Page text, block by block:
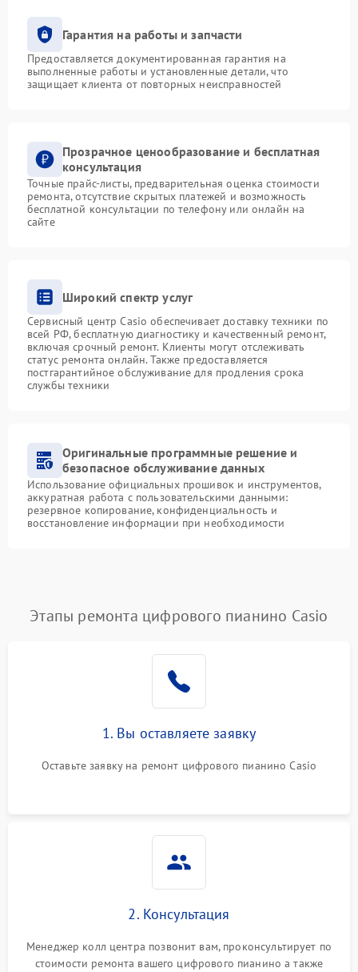
Гарантия на работы и запчасти
Предоставляется документированная гарантия на
выполненные работы и установленные детали, что
защищает клиента от повторных неисправностей
Прозрачное ценообразование и бесплатная
консультация
Точные прайс-листы, предварительная оценка стоимости
ремонта, отсутствие скрытых платежей и возможность
бесплатной консультации по телефону или онлайн на
сайте
Широкий спектр услуг
Сервисный центр Casio обеспечивает доставку техники по
всей РФ, бесплатную диагностику и качественный ремонт,
включая срочный ремонт. Клиенты могут отслеживать
статус ремонта онлайн. Также предоставляется
постгарантийное обслуживание для продления срока
службы техники
Оригинальные программные решение и
безопасное обслуживание данных
Использование официальных прошивок и инструментов,
аккуратная работа с пользовательскими данными:
резервное копирование, конфиденциальность и
восстановление информации при необходимости
Этапы ремонта цифрового пианино Casio
1. Вы оставляете заявку
Оставьте заявку на ремонт цифрового пианино Casio
2. Консультация
Менеджер колл центра позвонит вам, проконсультирует по
стоимости ремонта вашего цифрового пианино а также